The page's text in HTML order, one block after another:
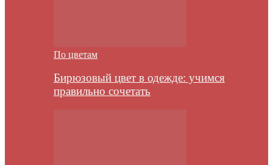
По цветам
Бирюзовый цвет в одежде: учимся
правильно сочетать